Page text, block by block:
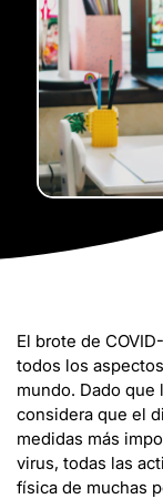
El brote de
todos los
mundo. Dado que
considera que el
medidas más
virus, todas las
física de muchas